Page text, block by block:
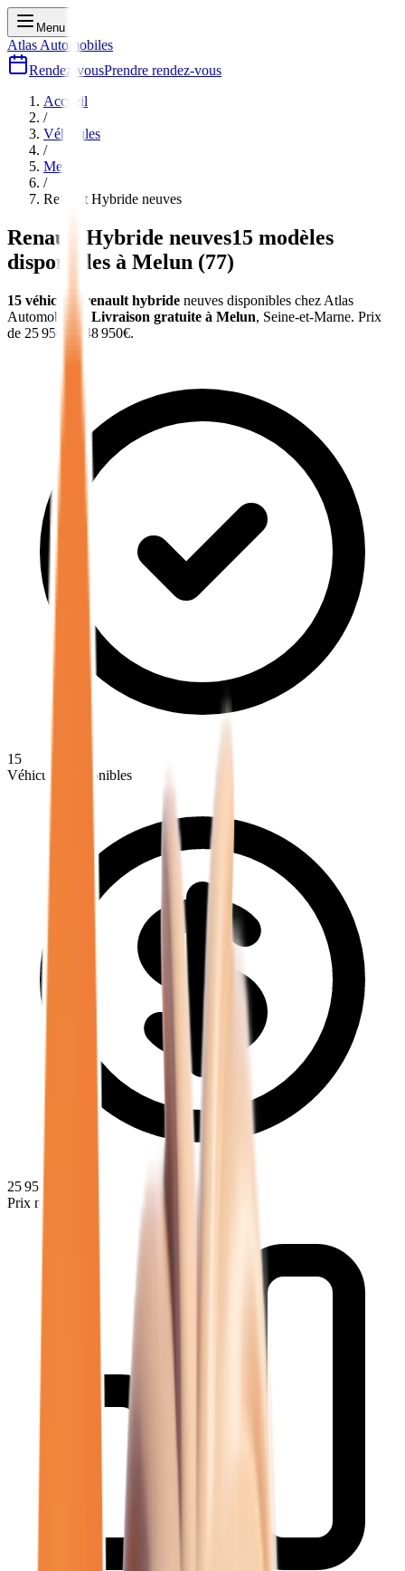
Menu
Atlas Automobiles
Rendez-vousPrendre rendez-vous
Accueil
/
Véhicules
/
Melun
/
Renault Hybride neuves
Renault Hybride neuves15 modèles
disponibles à Melun (77)
15 véhicules renault hybride neuves disponibles chez Atlas
Automobiles
Livraison gratuite à Melun, Seine-et-Marne. Prix
de 25 950 € à 48 950€.
15
Véhicules disponibles
25 950
Prix minimum